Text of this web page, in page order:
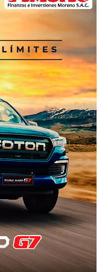
Alpes europeos
Francia e Italia
diseñados
pilotos
centros
de
que permiten
incluso más
un sistema
las
de rescate
tecnología satelital,
y los
del modelo
a algo semejante?
Este
de apenas
Economía y
reducir la
a desastres
por la presencia
(FEN),
Una
se asigna a
y
años han
este tipo de
este fin ascendió a
millones (45% del
“Resulta